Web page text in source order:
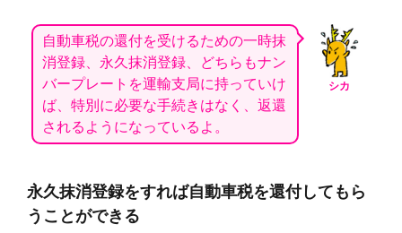
シカ
自動車税の還付を受けるための一時抹
消登録、永久抹消登録、どちらもナン
バープレートを運輸支局に持っていけ
ば、 特別に必要な手続きはなく、返還
されるようになっているよ。
永久抹消登録をすれば自動車税を還付してもら
うことができる